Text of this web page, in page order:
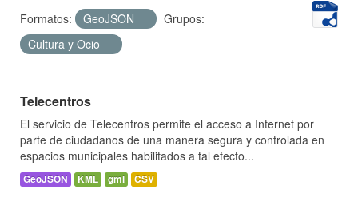
Formatos: GeoJSON
Grupos:
Cultura y Ocio
Telecentros
El servicio de Telecentros permite el acceso a Internet por
parte de ciudadanos de una manera segura y controlada en
espacios municipales habilitados a tal efecto...
GeoJSON KML gml CSV